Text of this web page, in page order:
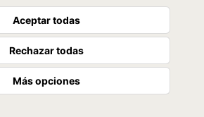
Aceptar todas
Rechazar todas
Más opciones